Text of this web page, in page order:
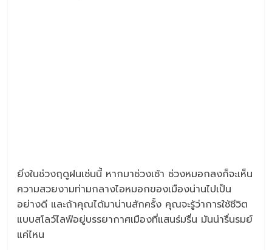
ยิ่งในช่วงฤดูฝนเช่นนี้ หากมาช่วงเช้า ช่วงหมอกลงก็จะเห็น
ความสวยงามท่ามกลางไอหมอกของเมืองน่านไปเป็น
อย่างดี และถ้าคุณได้มาน่านสักครั้ง คุณจะรู้ว่าการใช้ชีวิต
แบบสโลว์ไลฟ์อยู่บรรยากาศเมืองที่แสนร่มรื่น มันน่ารื่นรมย์
แค่ไหน